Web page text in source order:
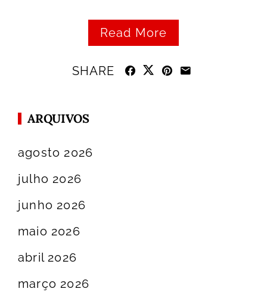
Read More
SHARE
ARQUIVOS
agosto 2026
julho 2026
junho 2026
maio 2026
abril 2026
março 2026